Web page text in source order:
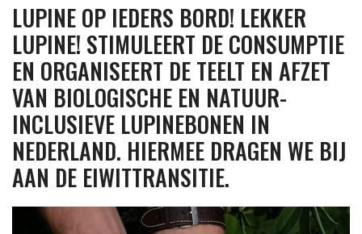
LUPINE OP IEDERS BORD! LEKKER
LUPINE! STIMULEERT DE CONSUMPTIE
EN ORGANISEERT DE TEELT EN AFZET
VAN BIOLOGISCHE EN NATUUR-
INCLUSIEVE LUPINEBONEN IN
NEDERLAND. HIERMEE DRAGEN WE BIJ
AAN DE EIWITTRANSITIE.